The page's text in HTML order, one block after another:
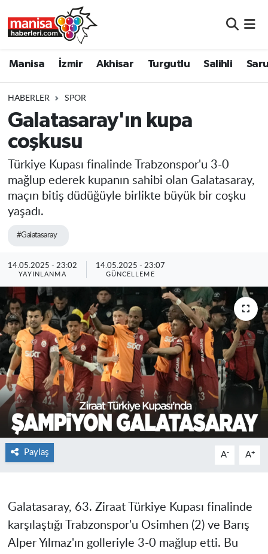
Manisa İzmir Akhisar Turgutlu Salihli
HABERLER SPOR
Galatasaray'ın kupa
coşkusu
Türkiye Kupası finalinde Trabzonspor'u 3-0
mağlup ederek kupanın sahibi olan Galatasaray,
maçın bitiş düdüğüyle birlikte büyük bir coşku
yaşadı.
#Galatasaray
14.05.2025 - 23:02
YAYINLANMA
14.05.2025 - 23:07
GÜNCELLEME
Paylaş A- A+
Galatasaray, 63. Ziraat Türkiye Kupası finalinde
karşılaştığı Trabzonspor'u Osimhen (2) ve Barış
Alper Yılmaz'ın golleriyle 3-0 mağlup etti. Bu
Turgutlu
Salihli
Saruhanlı
Resmi İlanlar
Manisa Nöbetçi Eczaneler
Manisa Trafik Yoğunluk Haritası
Süper Lig Puan Durumu ve Fikstür
Tüm Manşetler
Haber Arşivi